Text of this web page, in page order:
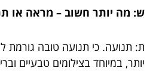
ש: מה יותר חשוב – מראה או
ת: תנועה. כי תנועה טובה גורמת
יותר, במיוחד בצילומים טבעיים